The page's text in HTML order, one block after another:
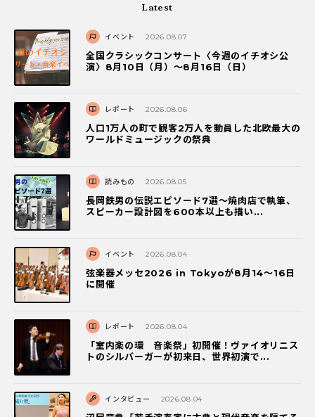
Latest
イベント 2026.08.07
全国クラシックコンサート〈今週のイチオシ公
演〉8月10日（月）～8月16日（日）
レポート 2026.08.06
人口1万人の町で観客2万人を動員した北欧最大の
ワールドミュージックの祭典
読みもの 2026.08.05
長岡鉄男の伝説エピソード7選〜焼肉店で執筆、
スピーカー設計図を600本以上も描い...
イベント 2026.08.04
弦楽器メッセ2026 in Tokyoが8月14～16日
に開催
レポート 2026.08.04
「室内楽の環 音楽祭」初開催！ヴァイオリニス
トのシルバーガーが初来日、世界初演で...
インタビュー 2026.08.04